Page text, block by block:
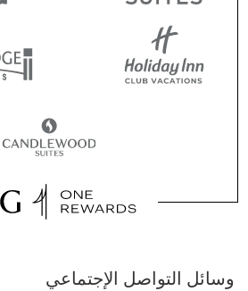
وسائل التواصل الإجتماعي